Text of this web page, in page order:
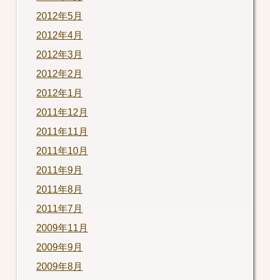
2012年5月
2012年4月
2012年3月
2012年2月
2012年1月
2011年12月
2011年11月
2011年10月
2011年9月
2011年8月
2011年7月
2009年11月
2009年9月
2009年8月